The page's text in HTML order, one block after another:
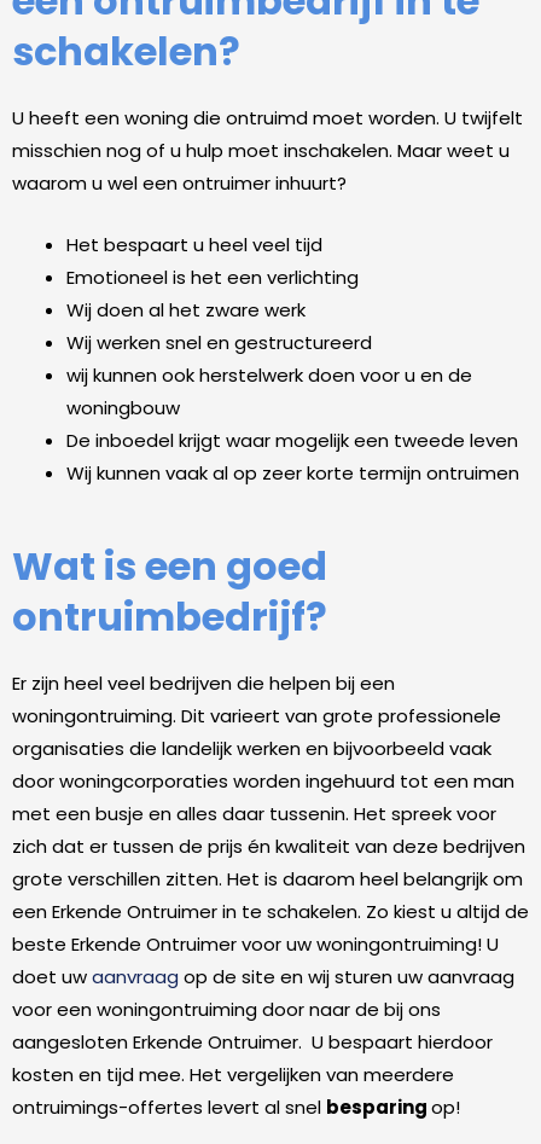
schakelen?
U heeft een woning die ontruimd moet worden. U twijfelt
misschien nog of u hulp moet inschakelen. Maar weet u
waarom u wel een ontruimer inhuurt?
Het bespaart u heel veel tijd
Emotioneel is het een verlichting
Wij doen al het zware werk
Wij werken snel en gestructureerd
wij kunnen ook herstelwerk doen voor u en de
woningbouw
De inboedel krijgt waar mogelijk een tweede leven
Wij kunnen vaak al op zeer korte termijn ontruimen
Wat is een goed
ontruimbedrijf?
Er zijn heel veel bedrijven die helpen bij een
woningontruiming. Dit varieert van grote professionele
organisaties die landelijk werken en bijvoorbeeld vaak
door woningcorporaties worden ingehuurd tot een man
met een busje en alles daar tussenin. Het spreek voor
zich dat er tussen de prijs én kwaliteit van deze bedrijven
grote verschillen zitten. Het is daarom heel belangrijk om
een Erkende Ontruimer in te schakelen. Zo kiest u altijd de
beste Erkende Ontruimer voor uw woningontruiming! U
doet uwaanvraag op de site en wij sturen uw aanvraag
voor een woningontruiming door naar de bij ons
aangesloten Erkende Ontruimer. U bespaart hierdoor
kosten en tijd mee. Het vergelijken van meerdere
ontruimings-offertes levert al snel besparingop!